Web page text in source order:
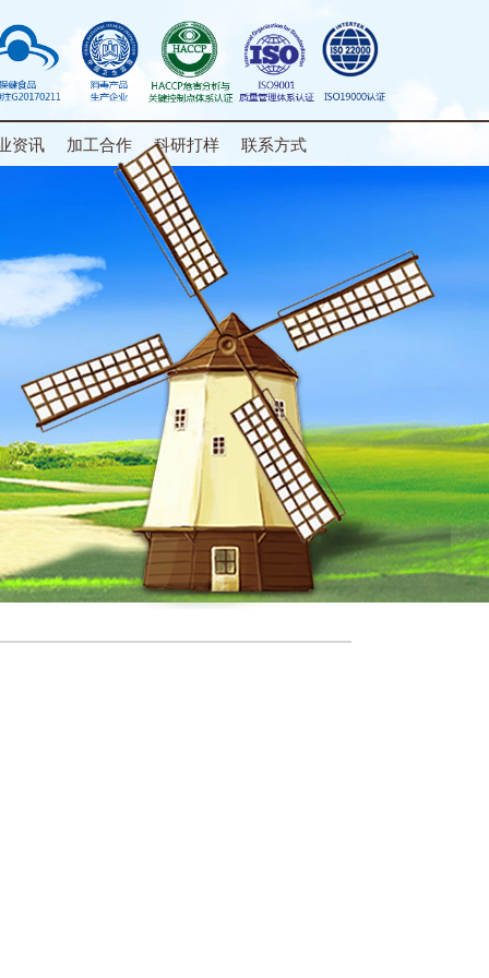
资讯 加工合作 科研打样 联系方式